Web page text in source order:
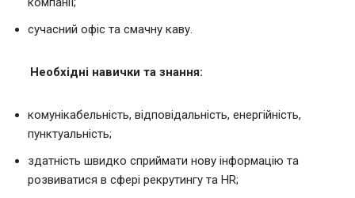
сучасний офіс та смачну каву.
Необхідні навички та знання:
комунікабельність, відповідальність, енергійність,
пунктуальність;
здатність швидко сприймати нову інформацію та
розвиватися в сфері рекрутингу та HR;